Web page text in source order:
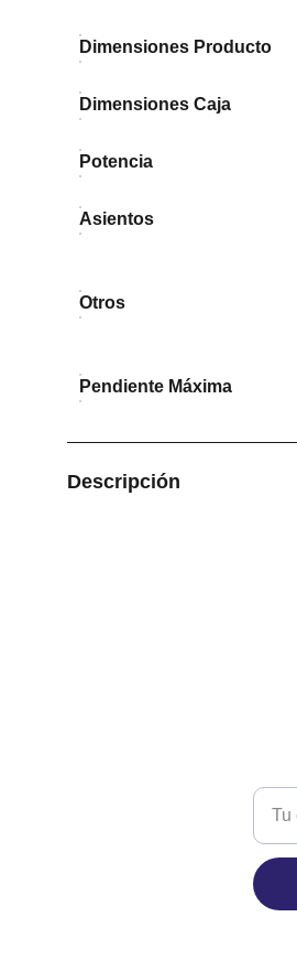
Dimensiones Producto
Dimensiones Caja
Potencia
Asientos
Otros
Pendiente Máxima
Descripción